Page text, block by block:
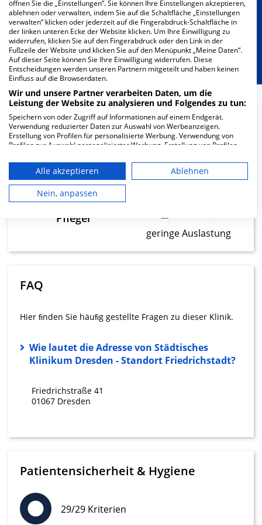
Besondere Merkmale
Berücksichtigung von besonderem
Ernährungsbedarf
24.17
Ärzte
geringe Auslastung
45.54
Pfleger
geringe Auslastung
FAQ
Hier ﬁnden Sie häuﬁg gestellte Fragen zu dieser Klinik.
Wie lautet die Adresse von Städtisches
Klinikum Dresden - Standort Friedrichstadt?
Friedrichstraße 41
01067 Dresden
Patientensicherheit & Hygiene
29/29 Kriterien
öffnen Sie die „Einstellungen“. Sie können Ihre Einstellungen akzeptieren,
ablehnen oder verwalten, indem Sie auf die Schaltfläche „Einstellungen
verwalten“ klicken oder jederzeit auf die Fingerabdruck-Schaltfläche in
der linken unteren Ecke der Website klicken. Um Ihre Einwilligung zu
widerrufen, klicken Sie auf den Fingerabdruck oder den Link in der
Fußzeile der Website und klicken Sie auf den Menüpunkt „Meine Daten“.
Auf dieser Seite können Sie Ihre Einwilligung widerrufen. Diese
Entscheidungen werden unseren Partnern mitgeteilt und haben keinen
Einfluss auf die Browserdaten.
Wir und unsere Partner verarbeiten Daten, um die
Leistung der Website zu analysieren und Folgendes zu tun:
Speichern von oder Zugriff auf Informationen auf einem Endgerät.
Verwendung reduzierter Daten zur Auswahl von Werbeanzeigen.
Erstellung von Profilen für personalisierte Werbung. Verwendung von
Profilen zur Auswahl personalisierter Werbung. Erstellung von Profilen
personalisierter Inhalte. Messung der Werbeleistung. Messung der
Performance von Inhalten. Analyse von Zielgruppen durch Statistiken
oder Kombinationen von Daten aus verschiedenen Quellen. Entwicklung
und Verbesserung der Angebote. Verwendung reduzierter Daten zur
Auswahl von Inhalten.
die USA gesendet werden.
Ihre Einwilligung und die cookie Richtlinie gelten ausschließlich für diese
IAB-Verarbeitungszwecke:
Informationen auf einem Endgerät
von Werbeanzeigen
Verwendung von Profilen zur Auswahl
Erstellung von Profilen zur Personalisierung
Verwendung von Profilen zur Auswahl
Messung der Werbeleistung
Alle akzeptieren
Ablehnen
Nein, anpassen